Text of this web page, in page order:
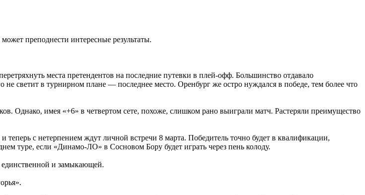
преподнести интересные результаты.
места претендентов на последние путевки в плей-офф. Большинство отдавало
светит в турнирном плане — последнее место. Оренбург же остро нуждался в победе, тем более что
Однако, имея «+6» в четвертом сете, похоже, слишком рано выиграли матч. Растеряли преимущество
с нетерпением ждут личной встречи 8 марта. Победитель точно будет в квалификации,
туре, если «Динамо-ЛО» в Сосновом Бору будет играть через пень колоду.
единственной и замыкающей.